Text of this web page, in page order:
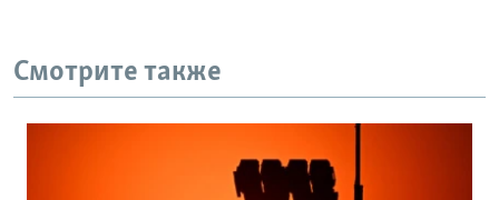
Смотрите также